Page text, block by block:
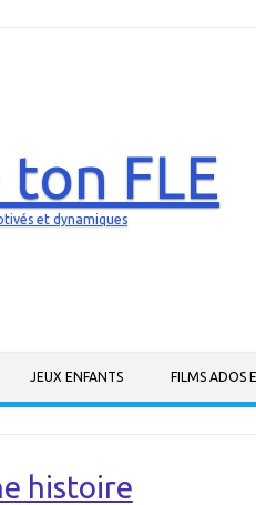
FLE
et dynamiques
JEUX ENFANTS FILMS ADOS
histoire